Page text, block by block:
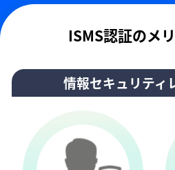
ISMS認証のメ
情報セキュリティ